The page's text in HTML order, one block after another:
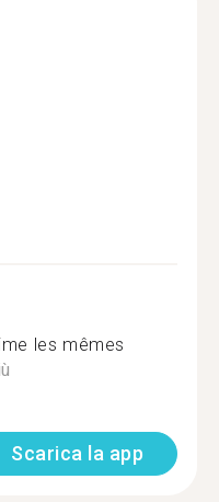
les mêmes
Scarica la app